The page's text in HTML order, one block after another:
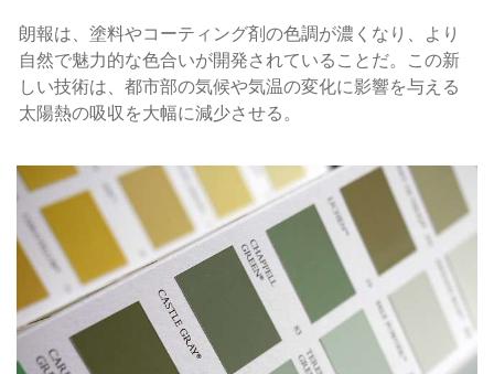
朗報は、塗料やコーティング剤の色調が濃くなり、より
自然で魅力的な色合いが開発されていることだ。この新
しい技術は、都市部の気候や気温の変化に影響を与える
太陽熱の吸収を大幅に減少させる。